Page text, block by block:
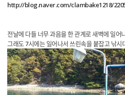
http://blog.naver.com/clambake1218/
전날에 다들 너무 과음을 한 관계로 새벽에 일어
그래도 7시에는 일어나서 쓰린속을 붙잡고 낚시